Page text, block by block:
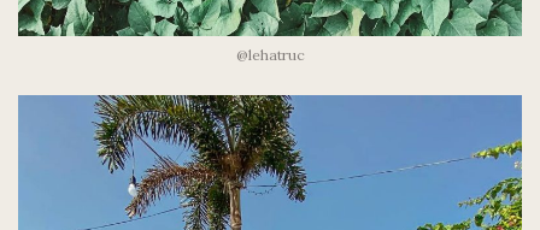
@lehatruc